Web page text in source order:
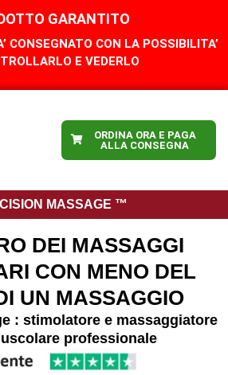
GARANTITO
CONSEGNATO CON LA POSSIBILITA’
E VEDERLO
ORDINA ORA E PAGA
ALLA CONSEGNA
MASSAGE ™
DEI MASSAGGI
CON MENO DEL
UN MASSAGGIO
: stimolatore e massaggiatore
professionale